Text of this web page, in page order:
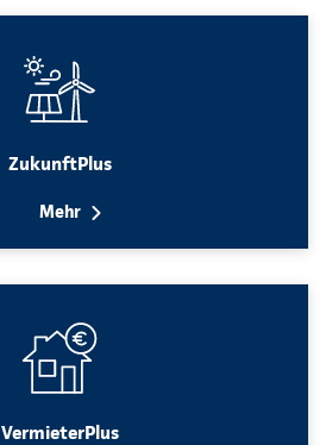
ZukunftPlus
Mehr
VermieterPlus